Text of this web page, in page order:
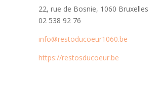
22, rue de Bosnie, 1060 Bruxelles
02 538 92 76
info@restoducoeur1060.be
https://restosducoeur.be